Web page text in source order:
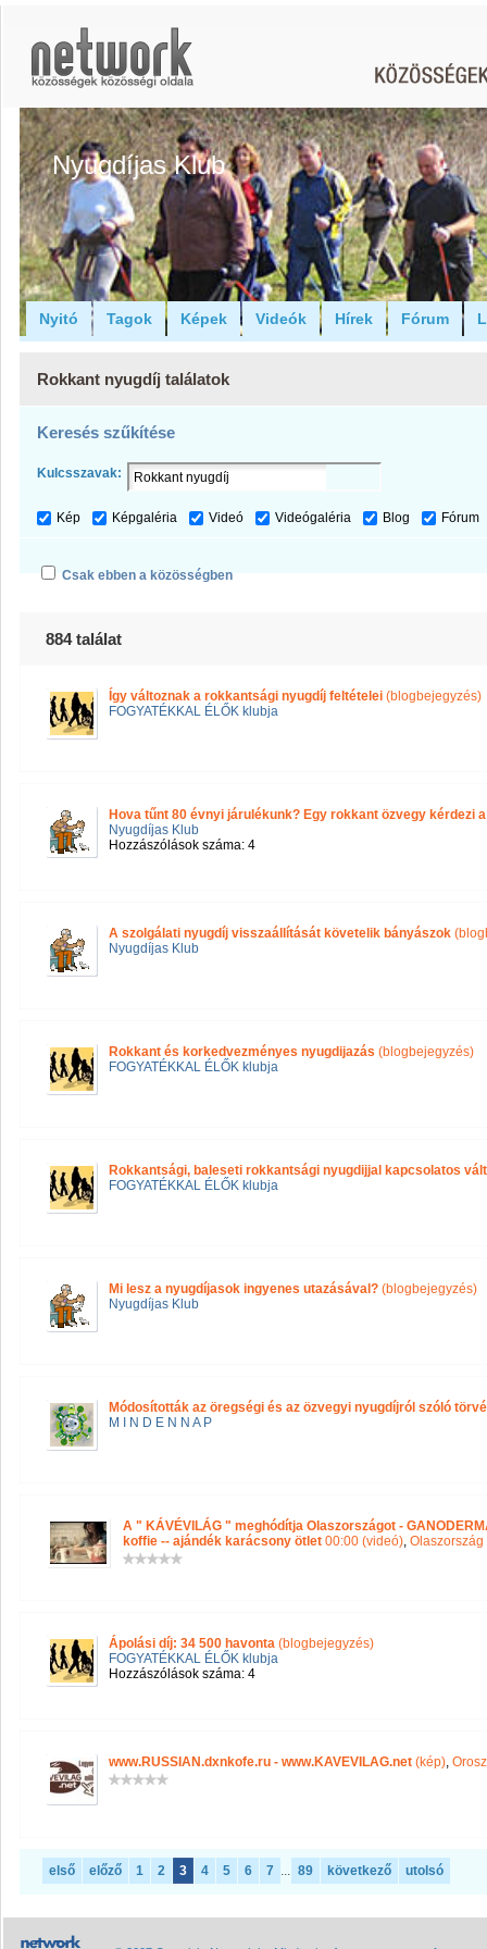
Nyugdíjas Klub
Nyitó Tagok Képek Videók Hírek Fórum
Rokkant nyugdíj találatok
Keresés szűkítése
Kulcsszavak:
Kép Képgaléria Videó Videógaléria Blog Fórum
Csak ebben a közösségben
884 találat
Így változnak a rokkantsági nyugdíj feltételei (blogbejegyzés)
FOGYATÉKKAL ÉLŐK klubja
Hova tűnt 80 évnyi járulékunk? Egy rokkant özvegy kérdezi
Nyugdíjas Klub
Hozzászólások száma: 4
A szolgálati nyugdíj visszaállítását követelik bányászok
Nyugdíjas Klub
Rokkant és korkedvezményes nyugdijazás (blogbejegyzés)
FOGYATÉKKAL ÉLŐK klubja
Rokkantsági, baleseti rokkantsági nyugdijjal kapcsolatos
FOGYATÉKKAL ÉLŐK klubja
Mi lesz a nyugdíjasok ingyenes utazásával? (blogbejegyzés)
Nyugdíjas Klub
Módosították az öregségi és az özvegyi nyugdíjról szóló
M I N D E N N A P
A " KÁVÉVILÁG " meghódítja Olaszországot -
koffie -- ajándék karácsony ötlet 00:00 (videó),
Ápolási díj: 34 500 havonta (blogbejegyzés)
FOGYATÉKKAL ÉLŐK klubja
Hozzászólások száma: 4
www.RUSSIAN.dxnkofe.ru - www.KAVEVILAG.net (kép),
első előző 1 2 3 4 5 6 7 ... 89 következő utolsó